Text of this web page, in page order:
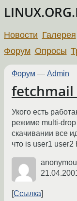
Новости Галерея
Форум Опросы
Форум — Admin
Укого есть
режиме multi-
скачивании все
что is user1
Ссылка